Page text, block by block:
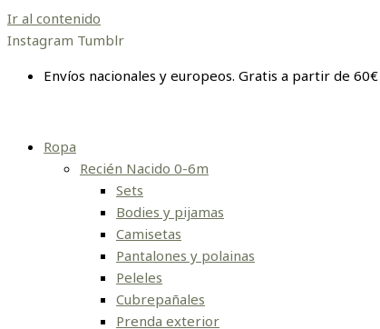
Ir al contenido
Instagram Tumblr
Envíos nacionales y europeos. Gratis a partir de
Ropa
Recién Nacido 0-6m
Sets
Bodies y pijamas
Camisetas
Pantalones y polainas
Peleles
Cubrepañales
Prenda exterior